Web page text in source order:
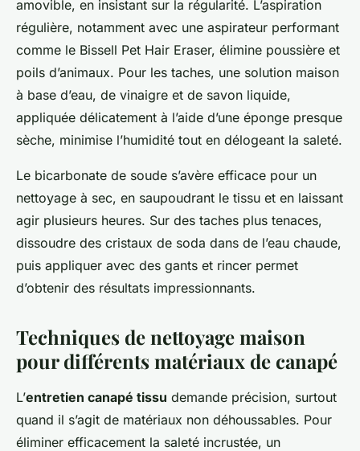
amovible, en insistant sur la régularité. L’aspiration
régulière, notamment avec une aspirateur performant
comme le Bissell Pet Hair Eraser, élimine poussière et
poils d’animaux. Pour les taches, une solution maison
à base d’eau, de vinaigre et de savon liquide,
appliquée délicatement à l’aide d’une éponge presque
sèche, minimise l’humidité tout en délogeant la saleté.
Le bicarbonate de soude s’avère efficace pour un
nettoyage à sec, en saupoudrant le tissu et en laissant
agir plusieurs heures. Sur des taches plus tenaces,
dissoudre des cristaux de soda dans de l’eau chaude,
puis appliquer avec des gants et rincer permet
d’obtenir des résultats impressionnants.
Techniques de nettoyage maison
pour différents matériaux de canapé
L’entretien canapé tissu demande précision, surtout
quand il s’agit de matériaux non déhoussables. Pour
éliminer efficacement la saleté incrustée, un